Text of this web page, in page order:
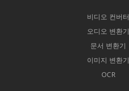
비디오 컨버터
오디오 변환기
문서 변환기
이미지 변환기
OCR